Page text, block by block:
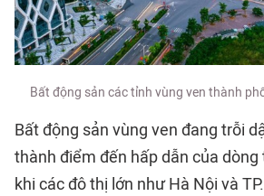
Bất động sản các tỉnh vùng ven thành
Bất động sản vùng ven đang trỗi
thành điểm đến hấp dẫn của
khi các đô thị lớn như Hà Nội và